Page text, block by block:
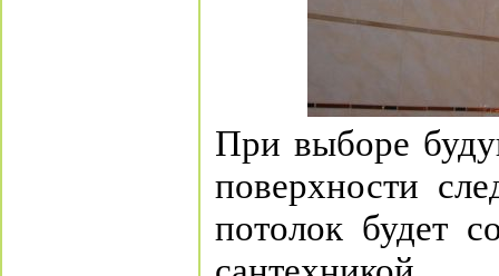
При выборе
поверхности
потолок будет